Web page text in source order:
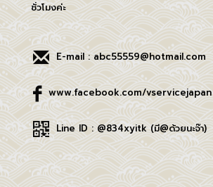
ชั่วโมงค่ะ
E-mail : abc55559@hotmail.com
www.facebook.com/vservicejapan
Line ID : @834xyitk (มี@ด้วยนะจ๊า)